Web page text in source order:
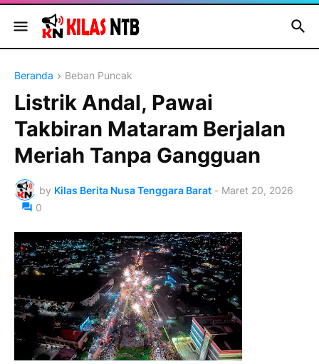
Beranda Beban Puncak
Listrik Andal, Pawai
Takbiran Mataram Berjalan
Meriah Tanpa Gangguan
by Kilas Berita Nusa Tenggara Barat - Maret 20, 2026
0